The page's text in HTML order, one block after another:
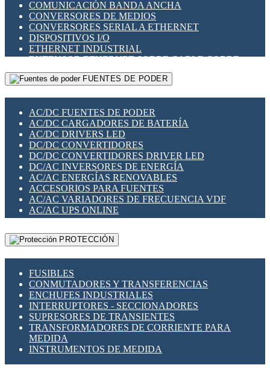
MAQUINARIA
PROTECCIÓN TÉRMICA
RELÉS AUTOMOTRICES
RELÉS DE SEÑAL
RELÉS DE ESTADO SÓLIDO SSR
RELÉS INDUSTRIALES
RELÉS MINIATURA DE POTENCIA
SENSORES MAGNÉTICOS
SWITCH Y MICROSWITCH
TARJETAS PI
UNIÓN Y DERIVACIÓN DE CABLE
COMUNICACIÓN BANDA ANCHA
CONVERSORES DE MEDIOS
CONVERSORES SERIAL A ETHERNET
DISPOSITIVOS I/O
ETHERNET INDUSTRIAL
EXTENSOR ETHERNET SOBRE CABLE COBRE
GATEWAY LORAWAN
GESTIÓN DE REDES
PLACAS MODULARES IOT
SWITCHES Y REDES WIFI
SOLUCIONES IOT
SOLUCIONES LORAWAN
SOLUCIONES RED CELULAR
SEGURIDAD PARA REDES
SWITCHES LAN
TELEFONÍA IP (VOIP)
VIGILANCIA IP (CCTV)
MESHTASTIC
FUENTES DE PODER
AC/DC FUENTES DE PODER
AC/DC CARGADORES DE BATERÍA
AC/DC DRIVERS LED
DC/DC CONVERTIDORES
DC/DC CONVERTIDORES DRIVER LED
DC/AC INVERSORES DE ENERGÍA
AC/AC ENERGÍAS RENOVABLES
ACCESORIOS PARA FUENTES
AC/AC VARIADORES DE FRECUENCIA VDF
AC/AC UPS ONLINE
PROTECCIÓN
FUSIBLES
CONMUTADORES Y TRANSFERENCIAS
ENCHUFES INDUSTRIALES
INTERRUPTORES - SECCIONADORES
SUPRESORES DE TRANSIENTES
TRANSFORMADORES DE CORRIENTE PARA
MEDIDA
INSTRUMENTOS DE MEDIDA